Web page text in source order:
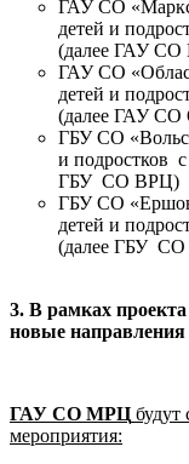
ГАУ СО
детей и
(далее ГАУ
ГАУ СО
детей и
(далее ГАУ
ГБУ СО
и подростков
ГБУ СО ВРЦ)
ГБУ СО
детей и
(далее ГБУ
3. В рамках
новые направления
ГАУ СО МРЦ будут
мероприятия: